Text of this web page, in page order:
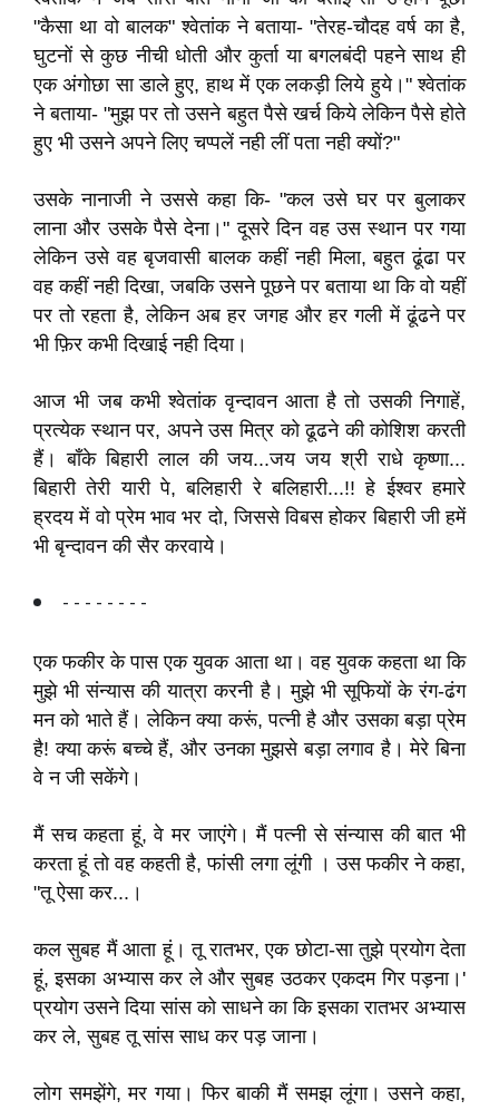
"कैसा था वो बालक" श्वेतांक ने बताया- "तेरह-चौदह वर्ष का है,
घुटनों से कुछ नीची धोती और कुर्ता या बगलबंदी पहने साथ ही
एक अंगोछा सा डाले हुए, हाथ में एक लकड़ी लिये हुये।" श्वेतांक
ने बताया- "मुझ पर तो उसने बहुत पैसे खर्च किये लेकिन पैसे होते
हुए भी उसने अपने लिए चप्पलें नही लीं पता नही क्यों?"
उसके नानाजी ने उससे कहा कि- "कल उसे घर पर बुलाकर
लाना और उसके पैसे देना।" दूसरे दिन वह उस स्थान पर गया
लेकिन उसे वह बृजवासी बालक कहीं नही मिला, बहुत ढूंढा पर
वह कहीं नही दिखा, जबकि उसने पूछने पर बताया था कि वो यहीं
पर तो रहता है, लेकिन अब हर जगह और हर गली में ढूंढने पर
भी फ़िर कभी दिखाई नही दिया।
आज भी जब कभी श्वेतांक वृन्दावन आता है तो उसकी निगाहें,
प्रत्येक स्थान पर, अपने उस मित्र को ढूढने की कोशिश करती
हैं। बाँके बिहारी लाल की जय...जय जय श्री राधे कृष्णा...
बिहारी तेरी यारी पे, बलिहारी रे बलिहारी...!! हे ईश्वर हमारे
ह्रदय में वो प्रेम भाव भर दो, जिससे विबस होकर बिहारी जी हमें
भी बृन्दावन की सैर करवाये।
- - - - - - - -
एक फकीर के पास एक युवक आता था। वह युवक कहता था कि
मुझे भी संन्यास की यात्रा करनी है। मुझे भी सूफियों के रंग-ढंग
मन को भाते हैं। लेकिन क्या करूं, पत्नी है और उसका बड़ा प्रेम
है! क्या करूं बच्चे हैं, और उनका मुझसे बड़ा लगाव है। मेरे बिना
वे न जी सकेंगे।
मैं सच कहता हूं, वे मर जाएंगे। मैं पत्नी से संन्यास की बात भी
करता हूं तो वह कहती है, फांसी लगा लूंगी । उस फकीर ने कहा,
"तू ऐसा कर...।
कल सुबह मैं आता हूं। तू रातभर, एक छोटा-सा तुझे प्रयोग देता
हूं, इसका अभ्यास कर ले और सुबह उठकर एकदम गिर पड़ना।'
प्रयोग उसने दिया सांस को साधने का कि इसका रातभर अभ्यास
कर ले, सुबह तू सांस साध कर पड़ जाना।
लोग समझेंगे, मर गया। फिर बाकी मैं समझ लूंगा। उसने कहा,